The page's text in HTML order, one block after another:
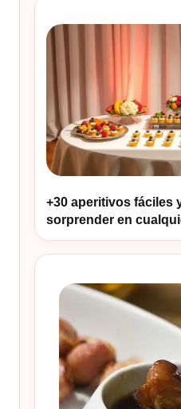
+30 aperitivos fáciles
sorprender en